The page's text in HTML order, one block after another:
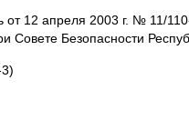
12 апреля 2003 г. № 11/
Безопасности